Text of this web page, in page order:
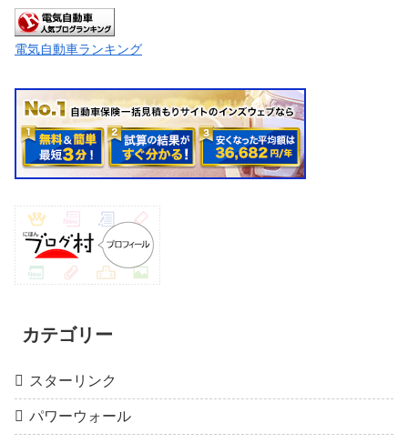
電気自動車ランキング
カテゴリー
スターリンク
パワーウォール